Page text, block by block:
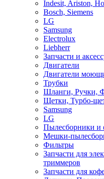
Indesit, Ariston,
Bosch, Siemens
LG
Samsung
Electrolux
Liebherr
Запчасти и
Двигатели
Двигатели
Трубки
Шланги, Ручки,
Щетки, Турбо-
Samsung
LG
Пылесборники и
Мешки-
Фильтры
Запчасти для
триммеров
Запчасти для